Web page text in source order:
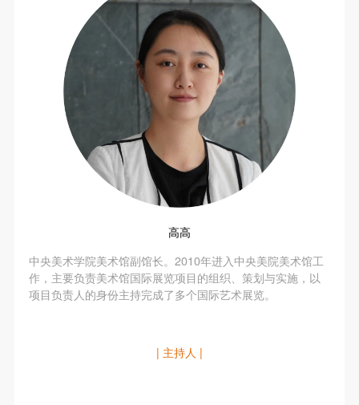
高高
中央美术学院美术馆副馆长。2010年进入中央美院美术馆工
作，主要负责美术馆国际展览项目的组织、策划与实施，以
项目负责人的身份主持完成了多个国际艺术展览。
| 主持人 |
（如杂志、网络等）。
三、肖像权使用期限
永久使用。
四、许可使用费用
带有甲方肖像作品的拍摄费用由乙方承担。
乙方于拍摄完带有甲方肖像的作品无需支付甲方任何
（1）、本协议未尽事宜，经双方友好协商后可作为
（2）、本协议自甲乙双方签字（盖章）、勾选之日
起生效。
（3）、本协议包括纸质档和电子档，纸质档—式二
份，甲乙双方各执一份，均具有同等法律效力。
同意者意味着放弃参加此次活动的权利。凡参加这次
（如杂志、网络等）。
三、肖像权使用期限
永久使用。
四、许可使用费用
带有甲方肖像作品的拍摄费用由乙方承担。
乙方于拍摄完带有甲方肖像的作品无需支付甲方任何
（1）、本协议未尽事宜，经双方友好协商后可作为
（2）、本协议自甲乙双方签字（盖章）、勾选之日
起生效。
（3）、本协议包括纸质档和电子档，纸质档—式二
份，甲乙双方各执一份，均具有同等法律效力。
同意者意味着放弃参加此次活动的权利。凡参加这次
（如杂志、网络等）。
三、肖像权使用期限
永久使用。
四、许可使用费用
带有甲方肖像作品的拍摄费用由乙方承担。
乙方于拍摄完带有甲方肖像的作品无需支付甲方任何
（1）、本协议未尽事宜，经双方友好协商后可作为
（2）、本协议自甲乙双方签字（盖章）、勾选之日
起生效。
（3）、本协议包括纸质档和电子档，纸质档—式二
份，甲乙双方各执一份，均具有同等法律效力。
同意者意味着放弃参加此次活动的权利。凡参加这次